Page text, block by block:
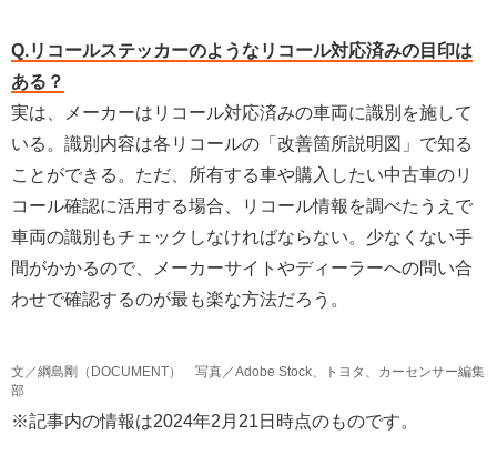
Q.リコールステッカーのようなリコール対応済みの目印は
ある？
実は、メーカーはリコール対応済みの車両に識別を施して
いる。識別内容は各リコールの「改善箇所説明図」で知る
ことができる。ただ、所有する車や購入したい中古車のリ
コール確認に活用する場合、リコール情報を調べたうえで
車両の識別もチェックしなければならない。少なくない手
間がかかるので、メーカーサイトやディーラーへの問い合
わせで確認するのが最も楽な方法だろう。
文／綱島剛（DOCUMENT） 写真／Adobe Stock、トヨタ、カーセンサー編集
部
※記事内の情報は2024年2月21日時点のものです。